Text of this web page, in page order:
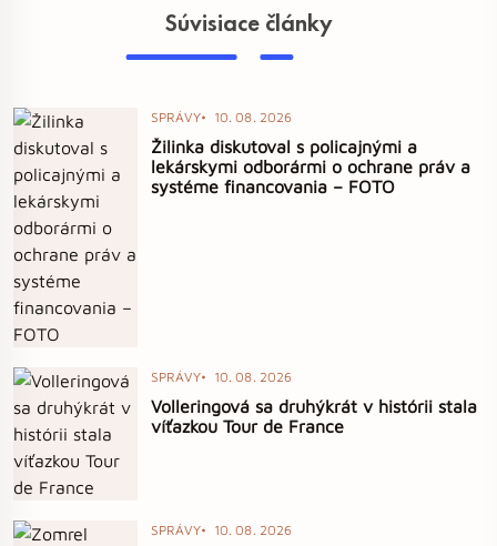
Súvisiace články
SPRÁVY 10. 08. 2026
Žilinka diskutoval s policajnými a
lekárskymi odborármi o ochrane práv a
systéme financovania – FOTO
SPRÁVY 10. 08. 2026
Volleringová sa druhýkrát v histórii stala
víťazkou Tour de France
SPRÁVY 10. 08. 2026